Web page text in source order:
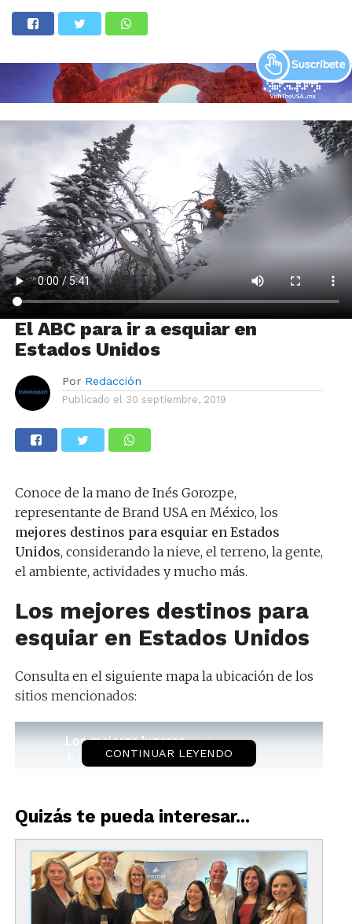
El ABC para ir a esquiar en
Estados Unidos
Por Redacción
Publicado el 30 septiembre, 2019
Conoce de la mano de Inés Gorozpe,
representante de Brand USA en México, los
mejores destinos para esquiar en Estados
Unidos, considerando la nieve, el terreno, la gente,
el ambiente, actividades y mucho más.
Los mejores destinos para
esquiar en Estados Unidos
Consulta en el siguiente mapa la ubicación de los
sitios mencionados:
CONTINUAR LEYENDO
Quizás te pueda interesar...